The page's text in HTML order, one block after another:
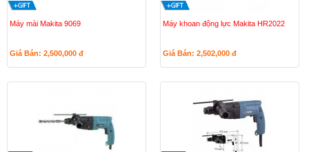
Máy mài Makita 9069
Giá Bán: 2,500,000 đ
Máy khoan động lực Makita HR2022
Giá Bán: 2,502,000 đ